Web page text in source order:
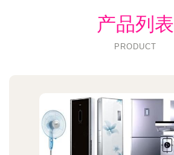
产品列表
PRODUCT